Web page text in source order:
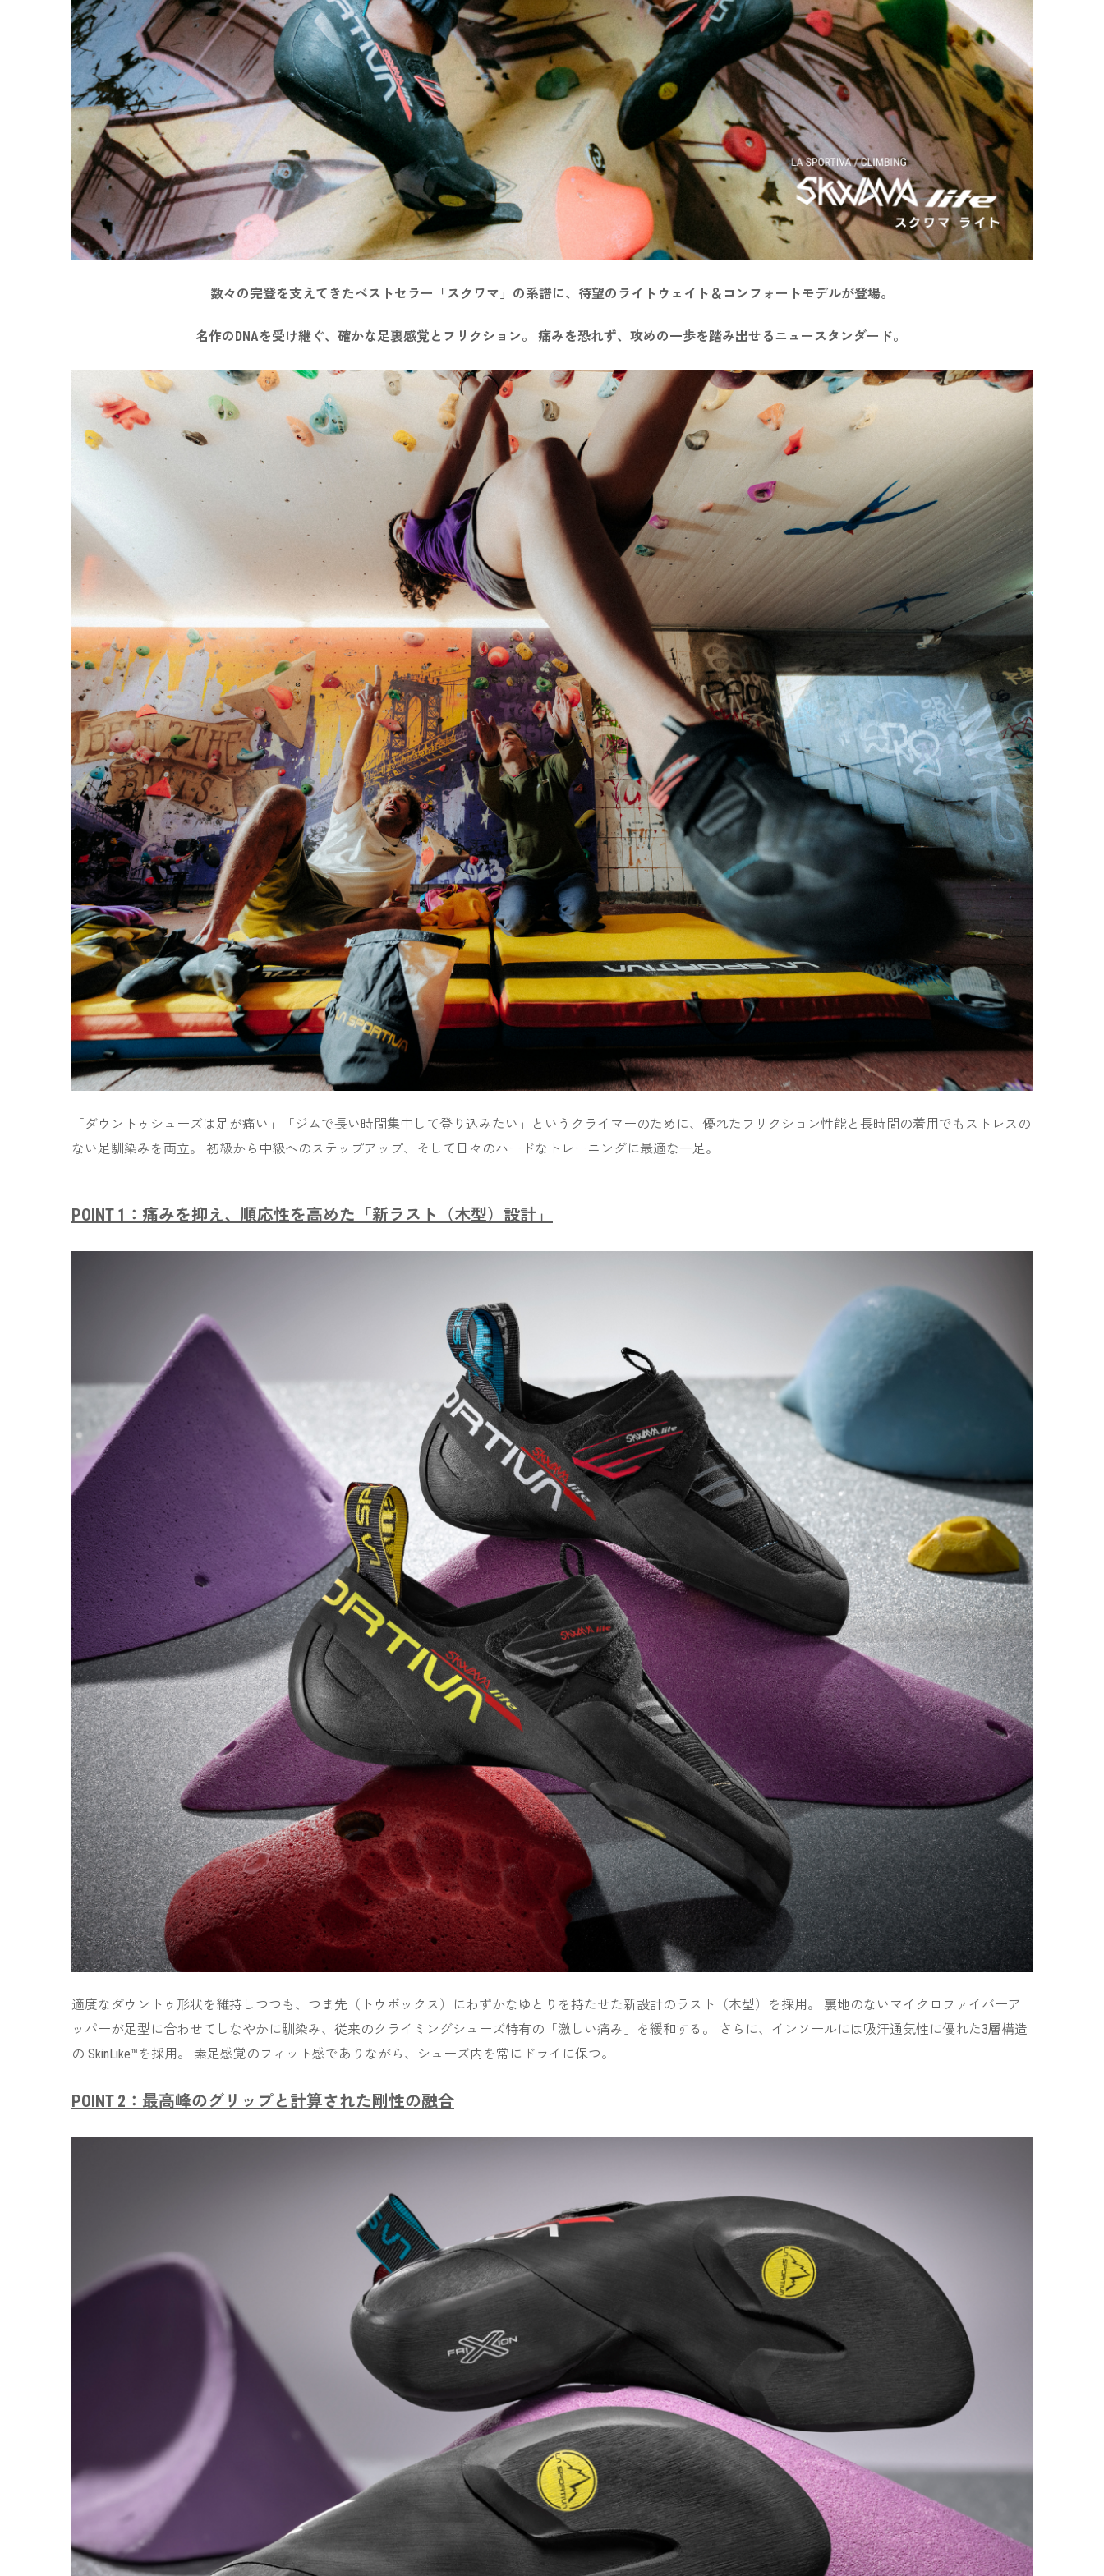
数々の完登を支えてきたベストセラー「スクワマ」の系譜に、待望のライトウェイト＆コンフォートモデルが登場。
名作のDNAを受け継ぐ、確かな足裏感覚とフリクション。 痛みを恐れず、攻めの一歩を踏み出せるニュースタンダード。
「ダウントゥシューズは足が痛い」「ジムで長い時間集中して登り込みたい」というクライマーのために、優れたフリクション性能と長時間の着用でもストレスの
ない足馴染みを両立。 初級から中級へのステップアップ、そして日々のハードなトレーニングに最適な一足。
POINT 1：痛みを抑え、順応性を高めた「新ラスト（木型）設計」
適度なダウントゥ形状を維持しつつも、つま先（トウボックス）にわずかなゆとりを持たせた新設計のラスト（木型）を採用。 裏地のないマイクロファイバーア
ッパーが足型に合わせてしなやかに馴染み、従来のクライミングシューズ特有の「激しい痛み」を緩和する。 さらに、インソールには吸汗通気性に優れた3層構造
の SkinLike™を採用。 素足感覚のフィット感でありながら、シューズ内を常にドライに保つ。
POINT 2：最高峰のグリップと計算された剛性の融合